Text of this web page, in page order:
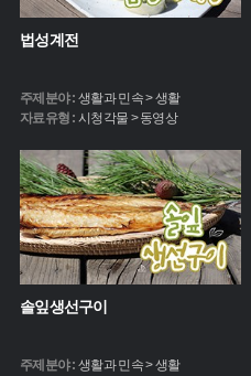
법성계전
주제분야 : 생활과 민속 > 생활
자료유형 : 시청각물 > 동영상
솔잎생선구이
주제분야 : 생활과 민속 > 생활